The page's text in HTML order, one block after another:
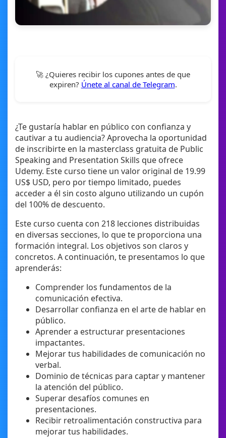
🚀 ¿Quieres recibir los cupones antes de que
expiren? Únete al canal de Telegram.
¿Te gustaría hablar en público con confianza y
cautivar a tu audiencia? Aprovecha la oportunidad
de inscribirte en la masterclass gratuita de Public
Speaking and Presentation Skills que ofrece
Udemy. Este curso tiene un valor original de 19.99
US$ USD, pero por tiempo limitado, puedes
acceder a él sin costo alguno utilizando un cupón
del 100% de descuento.
Este curso cuenta con 218 lecciones distribuidas
en diversas secciones, lo que te proporciona una
formación integral. Los objetivos son claros y
concretos. A continuación, te presentamos lo que
aprenderás:
Comprender los fundamentos de la
comunicación efectiva.
Desarrollar confianza en el arte de hablar en
público.
Aprender a estructurar presentaciones
impactantes.
Mejorar tus habilidades de comunicación no
verbal.
Dominio de técnicas para captar y mantener
la atención del público.
Superar desafíos comunes en
presentaciones.
Recibir retroalimentación constructiva para
mejorar tus habilidades.